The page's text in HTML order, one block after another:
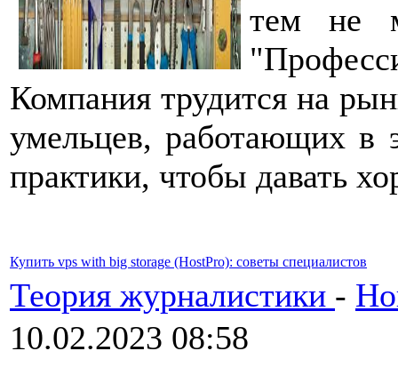
тем не
Компания трудится на
умельцев, работающих в
практики, чтобы давать
Купить vps with big storage (HostPro): советы специалистов
Теория журналистики -
10.02.2023 08:58